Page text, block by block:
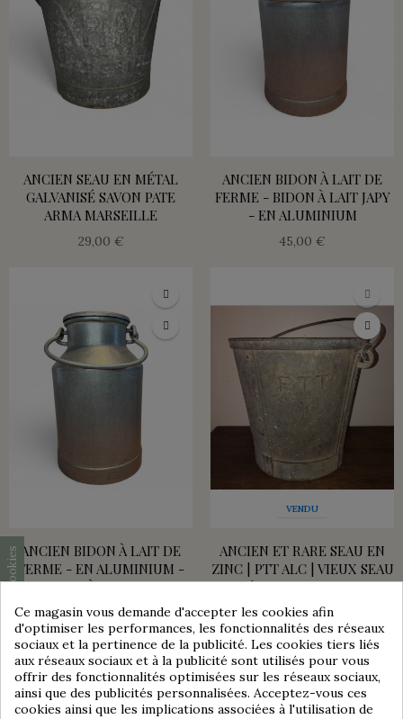
ANCIEN SEAU EN MÉTAL
GALVANISÉ SAVON PATE
ARMA MARSEILLE
29,00 €
ANCIEN BIDON À LAIT DE
FERME - BIDON À LAIT JAPY
- EN ALUMINIUM
45,00 €
ANCIEN BIDON À LAIT DE
FERME - EN ALUMINIUM -
BIDON À LAIT JAPY
45,00 €
VENDU
ANCIEN ET RARE SEAU EN
ZINC | PTT ALC | VIEUX SEAU
| SEAU DE PUITS
Ce magasin vous demande d'accepter les cookies afin
d'optimiser les performances, les fonctionnalités des réseaux
sociaux et la pertinence de la publicité. Les cookies tiers liés
aux réseaux sociaux et à la publicité sont utilisés pour vous
offrir des fonctionnalités optimisées sur les réseaux sociaux,
ainsi que des publicités personnalisées. Acceptez-vous ces
cookies ainsi que les implications associées à l'utilisation de
group_work
Consentement aux cookies